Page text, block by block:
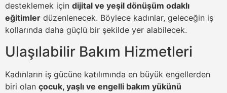
desteklemek için dijital ve yeşil dönüşüm odaklı
eğitimler düzenlenecek. Böylece kadınlar, geleceğin iş
kollarında daha güçlü bir şekilde yer alabilecek.
Ulaşılabilir Bakım Hizmetleri
Kadınların iş gücüne katılımında en büyük engellerden
biri olan çocuk, yaşlı ve engelli bakım yükünü